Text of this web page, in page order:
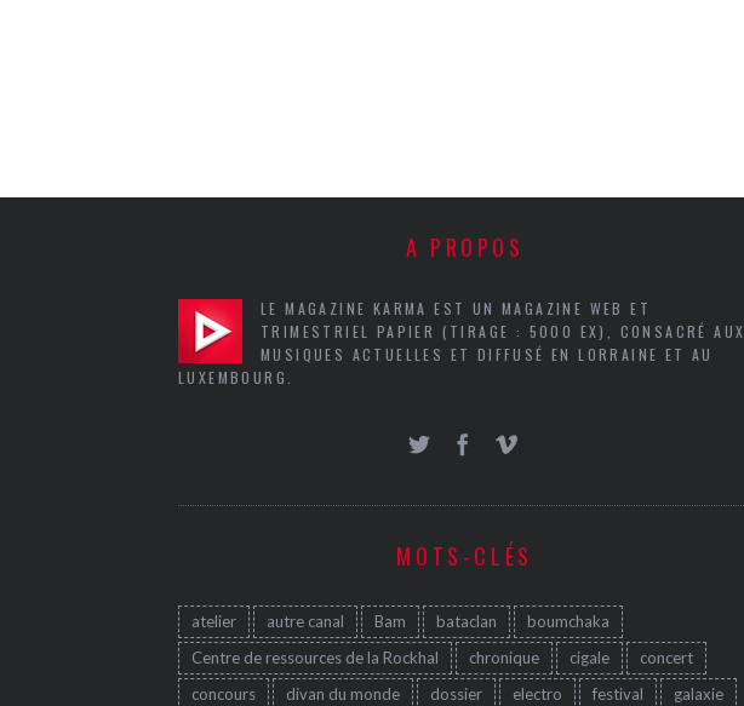
A PROPOS
LE MAGAZINE KARMA EST UN MAGAZINE WEB ET
TRIMESTRIEL PAPIER (TIRAGE : 5000 EX), CONSACRÉ AUX
MUSIQUES ACTUELLES ET DIFFUSÉ EN LORRAINE ET AU
LUXEMBOURG.
MOTS-CLÉS
atelier autre canal Bam bataclan
boumchaka
Centre de ressources de la Rockhal
chronique cigale
concert
concours
divan du monde dossier electro festival galaxie